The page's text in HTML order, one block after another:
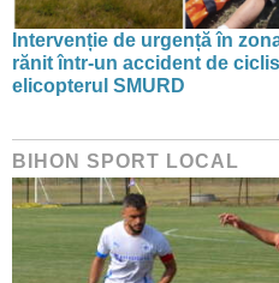
Intervenție de urgență în
rănit într-un accident de
elicopterul SMURD
BIHON SPORT LOCAL